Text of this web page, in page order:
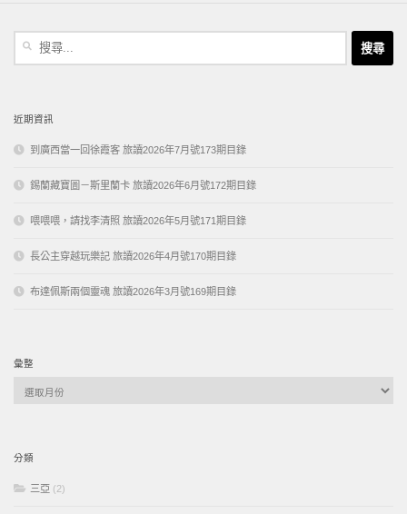
近期資訊
到廣西當一回徐霞客 旅讀2026年7月號173期目錄
錫蘭藏寶圖－斯里蘭卡 旅讀2026年6月號172期目錄
喂喂喂，請找李清照 旅讀2026年5月號171期目錄
長公主穿越玩樂記 旅讀2026年4月號170期目錄
布達佩斯兩個靈魂 旅讀2026年3月號169期目錄
彙整
分類
三亞 (2)